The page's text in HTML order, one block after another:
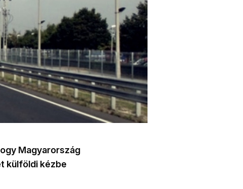
Magyarország
külföldi kézbe